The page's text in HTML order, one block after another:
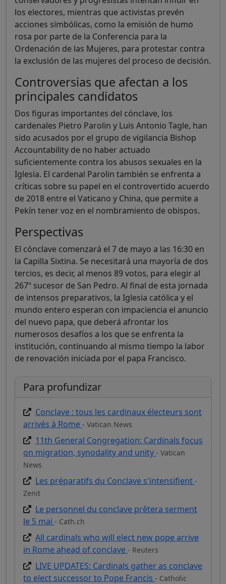
los electores, mientras que activistas prevén
acciones simbólicas, como la emisión de humo
rosa por parte de la Conferencia para la
Ordenación de las Mujeres, para protestar contra
la exclusión de las mujeres del proceso de decisión.
Controversias que afectan a los
principales candidatos
Dos figuras importantes del cónclave, los
cardenales Pietro Parolin y Luis Antonio Tagle, han
sido acusados por el grupo de vigilancia Bishop
Accountability de no haber actuado
suficientemente contra los abusos sexuales en la
Iglesia. El cardenal Parolin también se enfrenta a
críticas sobre su papel en el controvertido acuerdo
de 2018 entre el Vaticano y China, que permite a
Pekín tener voz en el nombramiento de obispos.
Perspectivas
El cónclave comenzará el 7 de mayo a las 16:30 en
la Capilla Sixtina. Se necesitará una mayoría de dos
tercios, es decir, al menos 89 votos, para elegir al
267º sucesor de San Pedro. Al final de esta jornada
de intensos preparativos, la Iglesia católica y el
mundo entero esperan con impaciencia el anuncio
del nuevo papa, que deberá afrontar los
numerosos desafíos a los que se enfrenta la
institución, continuando al mismo tiempo la labor
de renovación iniciada por el papa Francisco.
Para profundizar
Conclave : tous les cardinaux électeurs sont
arrivés à Rome - Vatican News
11th General Congregation: Cardinals focus
on migration, synodality and unity - Vatican
News
Les préparatifs du Conclave s'intensifient -
Zenit
Le personnel du conclave prêtera serment
le 5 mai - Cath.ch
All cardinals who will elect new pope arrive
in Rome ahead of conclave - Reuters
LIVE UPDATES: Cardinals gather as conclave
to elect successor to Pope Francis - Catholic